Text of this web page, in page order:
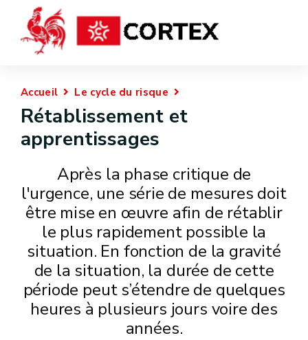
Accueil Le cycle du risque
Rétablissement et
apprentissages
Après la phase critique de
l'urgence, une série de mesures doit
être mise en œuvre afin de rétablir
le plus rapidement possible la
situation. En fonction de la gravité
de la situation, la durée de cette
période peut s’étendre de quelques
heures à plusieurs jours voire des
années.